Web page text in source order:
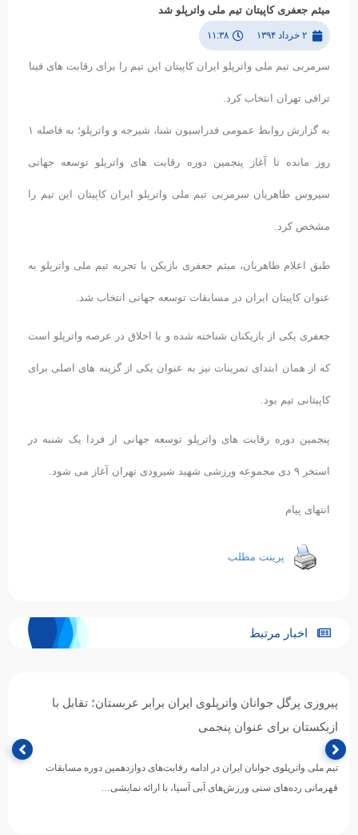
میثم جعفری کاپیتان تیم ملی واترپلو شد
۲ خرداد ۱۳۹۴ ۱۱:۳۸
سرمربی تیم ملی واترپلو ایران کاپیتان این تیم را برای رقابت های فینا
ترافی تهران انتخاب کرد.
روز مانده تا آغاز پنجمین دوره رقابت های واترپلو توسعه جهانی
سیروس طاهریان سرمربی تیم ملی واترپلو ایران کاپیتان این تیم را
مشخص کرد.
طبق اعلام طاهریان، میثم جعفری بازیکن با تجربه تیم ملی واترپلو به
عنوان کاپیتان ایران در مسابقات توسعه جهانی انتخاب شد.
جعفری یکی از بازیکنان شناخته شده و با اخلاق در عرصه واترپلو است
که از همان ابتدای تمرینات نیز به عنوان یکی از گزینه های اصلی برای
کاپیتانی تیم بود.
پنجمین دوره رقابت های واترپلو توسعه جهانی از فردا یک شنبه در
استخر ۹ دی مجموعه ورزشی شهید شیرودی تهران آغاز می شود.
انتهای پیام
پرینت مطلب
اخبار مرتبط
پیروزی پرگل جوانان واترپلوی ایران برابر عربستان؛ تقابل با
ازبکستان برای عنوان پنجمی
تیم ملی واترپلوی جوانان ایران در ادامه رقابت‌های دوازدهمین دوره مسابقات
قهرمانی رده‌های سنی ورزش‌های آبی آسیا، با ارائه نمایشی…